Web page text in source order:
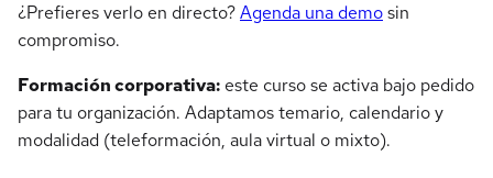
¿Prefieres verlo en directo?Agenda una demosin
compromiso.
Formación corporativa: este curso se activa bajo pedido
para tu organización. Adaptamos temario, calendario y
modalidad (teleformación, aula virtual o mixto).